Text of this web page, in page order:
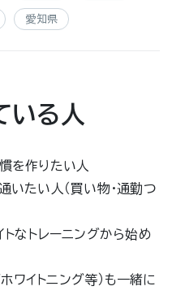
愛知県
いる人
を作りたい人
いたい人（買い物・通勤つ
なトレーニングから始め
ワイトニング等）も一緒に